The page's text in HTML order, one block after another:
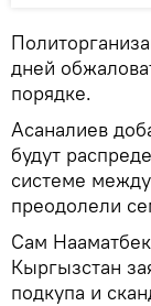
дней
порядке.
Асаналиев
будут
системе
преодолели
Сам
Кыргызстан
подкупа и